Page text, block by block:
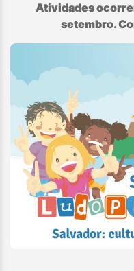
Atividades
setembro.